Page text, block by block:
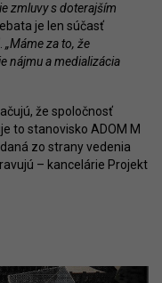
zmluvy s doterajším
je len súčasť
„Máme za to, že
nájmu a medializácia
že spoločnosť
to stanovisko ADOM M
zo strany vedenia
– kancelárie Projekt